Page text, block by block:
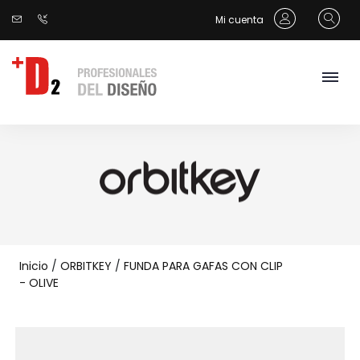
Mi cuenta
Inicio / ORBITKEY / FUNDA PARA GAFAS CON CLIP
- OLIVE